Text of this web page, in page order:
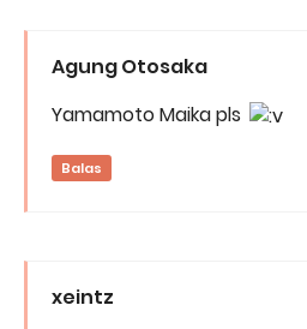
Agung Otosaka
Yamamoto Maika pls
Balas
xeintz